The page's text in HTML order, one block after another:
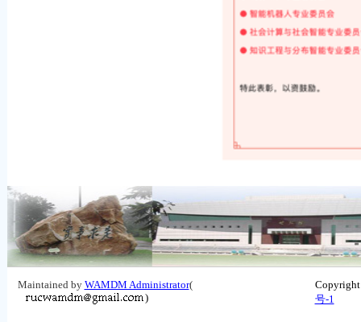
Maintained by WAMDM Administrator(
)
号-1